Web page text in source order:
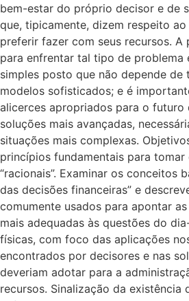
bem-estar do próprio decisor e de
que, tipicamente, dizem respeito
preferir fazer com seus recursos. A
para enfrentar tal tipo de problema
simples posto que não depende de
modelos sofisticados; e é
alicerces apropriados para o futuro
soluções mais avançadas,
situações mais complexas.
princípios fundamentais para tomar
“racionais”. Examinar os conceitos
das decisões financeiras” e
comumente usados para apontar
mais adequadas às questões do
físicas, com foco das aplicações
encontrados por decisores e nas
deveriam adotar para a
recursos. Sinalização da existência